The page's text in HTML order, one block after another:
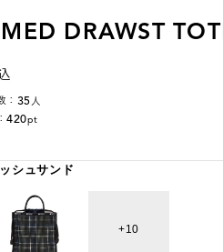
DRAWST
： 35 人
420pt
シュサンド
10